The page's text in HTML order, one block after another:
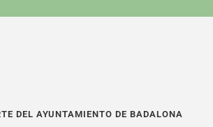
DEL AYUNTAMIENTO DE BADALONA